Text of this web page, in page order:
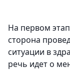
На первом
сторона
ситуации в
речь идет о